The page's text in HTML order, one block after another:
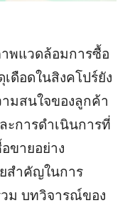
พแวดล้อมการซื้อ
ดือดในสิงคโปร์ยัง
ามสนใจของลูกค้า
การดำเนินการที่
ขายอย่าง
สำคัญในการ
ม บทวิจารณ์ของ